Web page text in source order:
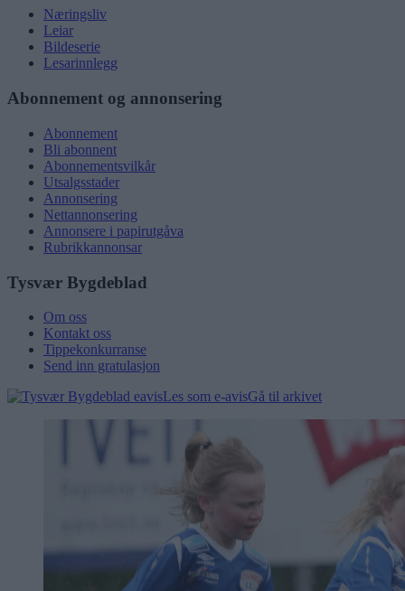
Næringsliv
Leiar
Bildeserie
Lesarinnlegg
Abonnement og annonsering
Abonnement
Bli abonnent
Abonnementsvilkår
Utsalgsstader
Annonsering
Nettannonsering
Annonsere i papirutgåva
Rubrikkannonsar
Tysvær Bygdeblad
Om oss
Kontakt oss
Tippekonkurranse
Send inn gratulasjon
Les som e-avisGå til arkivet